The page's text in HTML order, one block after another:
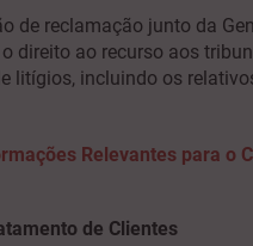
de reclamação junto da
direito ao recurso aos
litígios, incluindo os
Relevantes para o
de Clientes